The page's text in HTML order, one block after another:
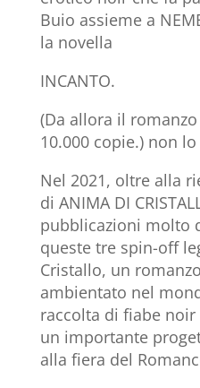
Buio assieme a
la novella
INCANTO.
(Da allora il
10.000 copie.) non
Nel 2021, oltre alla
di ANIMA DI
pubblicazioni molto
queste tre spin-off
Cristallo, un
ambientato nel
raccolta di fiabe
un importante
alla fiera del